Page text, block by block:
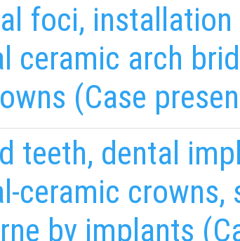
foci,
ceramic arch
(Case
teeth, dental
ceramic crowns,
by implants